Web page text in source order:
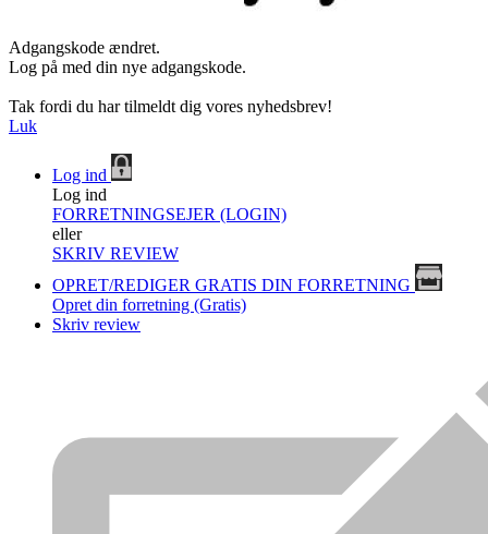
Adgangskode ændret.
Log på med din nye adgangskode.
Tak fordi du har tilmeldt dig vores nyhedsbrev!
Luk
Log ind
Log ind
FORRETNINGSEJER (LOGIN)
eller
SKRIV REVIEW
OPRET/REDIGER GRATIS DIN FORRETNING
Opret din forretning (Gratis)
Skriv review